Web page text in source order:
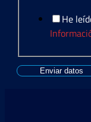
He
Enviar datos